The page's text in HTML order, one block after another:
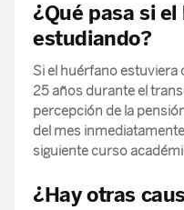
¿Qué pasa si
estudiando?
Si el huérfano
25 años durante el
percepción de la
del mes
siguiente curso
¿Hay otras